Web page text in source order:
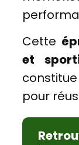
Cette
et
pour